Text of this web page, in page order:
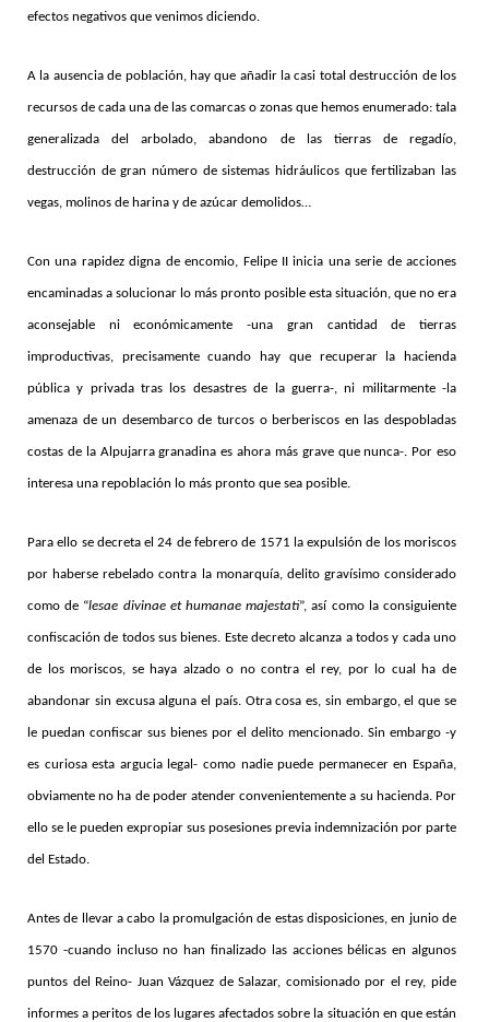
efectos negativos que venimos diciendo.
A la ausencia de población, hay que añadir la casi total destrucción de los
recursos de cada una de las comarcas o zonas que hemos enumerado: tala
generalizada del arbolado, abandono de las tierras de regadío,
destrucción de gran número de sistemas hidráulicos que fertilizaban las
vegas, molinos de harina y de azúcar demolidos…
Con una rapidez digna de encomio, Felipe II inicia una serie de acciones
encaminadas a solucionar lo más pronto posible esta situación, que no era
aconsejable ni económicamente -una gran cantidad de tierras
improductivas, precisamente cuando hay que recuperar la hacienda
pública y privada tras los desastres de la guerra-, ni militarmente -la
amenaza de un desembarco de turcos o berberiscos en las despobladas
costas de la Alpujarra granadina es ahora más grave que nunca-. Por eso
interesa una repoblación lo más pronto que sea posible.
Para ello se decreta el 24 de febrero de 1571 la expulsión de los moriscos
por haberse rebelado contra la monarquía, delito gravísimo considerado
como de “lesae divinae et humanae majestati”, así como la consiguiente
confiscación de todos sus bienes. Este decreto alcanza a todos y cada uno
de los moriscos, se haya alzado o no contra el rey, por lo cual ha de
abandonar sin excusa alguna el país. Otra cosa es, sin embargo, el que se
le puedan confiscar sus bienes por el delito mencionado. Sin embargo -y
es curiosa esta argucia legal- como nadie puede permanecer en España,
obviamente no ha de poder atender convenientemente a su hacienda. Por
ello se le pueden expropiar sus posesiones previa indemnización por parte
del Estado.
Antes de llevar a cabo la promulgación de estas disposiciones, en junio de
1570 -cuando incluso no han finalizado las acciones bélicas en algunos
puntos del Reino- Juan Vázquez de Salazar, comisionado por el rey, pide
informes a peritos de los lugares afectados sobre la situación en que están